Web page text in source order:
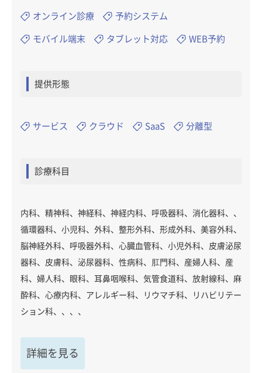
オンライン診療 予約システム
モバイル端末 タブレット対応 WEB予約
提供形態
サービス クラウド SaaS 分離型
診療科目
内科、精神科、神経科、神経内科、呼吸器科、消化器科、、
循環器科、小児科、外科、整形外科、形成外科、美容外科、
脳神経外科、呼吸器外科、心臓血管科、小児外科、皮膚泌尿
器科、皮膚科、泌尿器科、性病科、肛門科、産婦人科、産
科、婦人科、眼科、耳鼻咽喉科、気管食道科、放射線科、麻
酔科、心療内科、アレルギー科、リウマチ科、リハビリテー
ション科、、、、
詳細を見る